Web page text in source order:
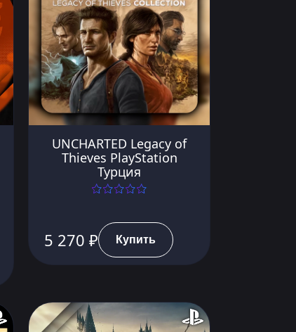
UNCHARTED Legacy of
Thieves PlayStation
Турция
5 270 ₽ Купить